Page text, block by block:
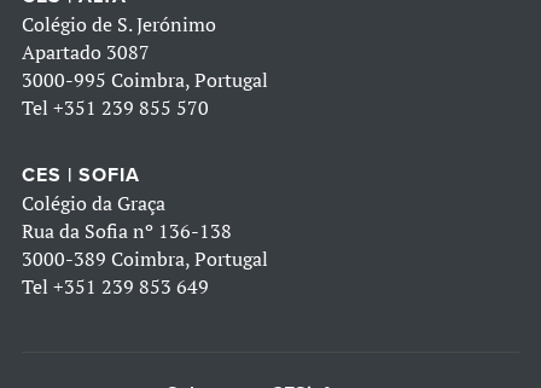
Colégio de S. Jerónimo
Apartado 3087
3000-995 Coimbra, Portugal
Tel +351 239 855 570
CES | SOFIA
Colégio da Graça
Rua da Sofia nº 136-138
3000-389 Coimbra, Portugal
Tel +351 239 853 649